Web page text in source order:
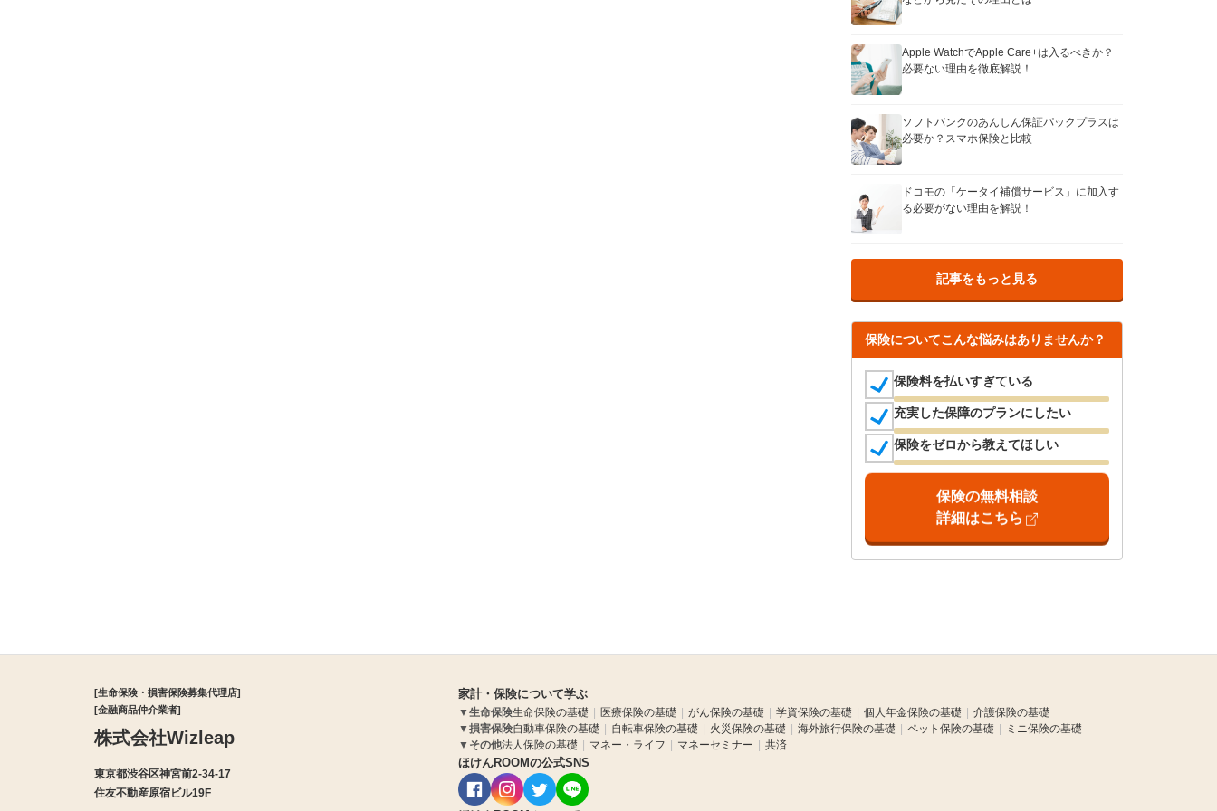
Apple WatchでApple Care+は入るべきか？
必要ない理由を徹底解説！
ソフトバンクのあんしん保証パックプラスは
必要か？スマホ保険と比較
ドコモの「ケータイ補償サービス」に加入す
る必要がない理由を解説！
記事をもっと見る
保険についてこんな悩みはありませんか？
保険料を払いすぎている
充実した保障のプランにしたい
保険をゼロから教えてほしい
保険の無料相談
詳細はこちら
[生命保険・損害保険募集代理店]
[金融商品仲介業者]
株式会社Wizleap
東京都渋谷区神宮前2-34-17
住友不動産原宿ビル19F
家計・保険について学ぶ
▼生命保険生命保険の基礎 医療保険の基礎 がん保険の基礎 学資保険の基礎 個人年金保険の基礎
介護保険の基礎
▼損害保険自動車保険の基礎 自転車保険の基礎 火災保険の基礎 海外旅行保険の基礎 ペット保険の基礎
ミニ保険の基礎
▼ その他法人保険の基礎 マネー・ライフ マネーセミナー 共済
ほけんROOMの公式SNS